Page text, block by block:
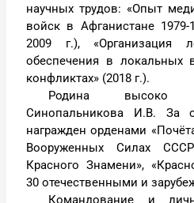
научных трудов: «Опыт
войск в Афганистане 1979-
2009 г.), «Организация
обеспечения в локальных
конфликтах» (2018 г.).
Родина высоко
Синопальникова И.В. За
награжден орденами
Вооруженных Силах
Красного Знамени»,
30 отечественными и
Командование и